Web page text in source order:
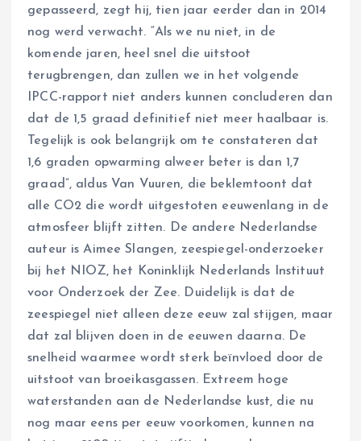
gepasseerd, zegt hij, tien jaar eerder dan in 2014
nog werd verwacht. “Als we nu niet, in de
komende jaren, heel snel die uitstoot
terugbrengen, dan zullen we in het volgende
IPCC-rapport niet anders kunnen concluderen dan
dat de 1,5 graad definitief niet meer haalbaar is.
Tegelijk is ook belangrijk om te constateren dat
1,6 graden opwarming alweer beter is dan 1,7
graad”, aldus Van Vuuren, die beklemtoont dat
alle CO2 die wordt uitgestoten eeuwenlang in de
atmosfeer blijft zitten. De andere Nederlandse
auteur is Aimee Slangen, zeespiegel-onderzoeker
bij het NIOZ, het Koninklijk Nederlands Instituut
voor Onderzoek der Zee. Duidelijk is dat de
zeespiegel niet alleen deze eeuw zal stijgen, maar
dat zal blijven doen in de eeuwen daarna. De
snelheid waarmee wordt sterk beïnvloed door de
uitstoot van broeikasgassen. Extreem hoge
waterstanden aan de Nederlandse kust, die nu
nog maar eens per eeuw voorkomen, kunnen na